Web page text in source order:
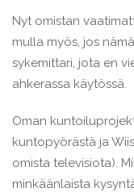
Nyt omistan
mulla myös, jos
sykemittari, jota en
ahkerassa käytössä.
Oman
kuntopyörästä ja
omista televisiota).
minkäänlaista